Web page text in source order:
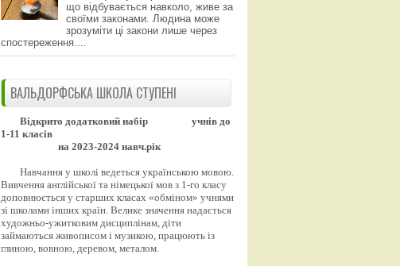
що відбувається навколо, живе за
своїми законами. Людина може
зрозуміти ці закони лише через
спостереження....
ВАЛЬДОРФСЬКА ШКОЛА СТУПЕНІ
Відкрито додатковий набір
учнів до
1-11 класів
на 2023-2024 навч.рік
Навчання у школі ведеться українською мовою.
Вивчення англійської та німецької мов з 1-го класу
доповнюється у старших класах «обміном» учнями
зі школами інших країн. Велике значення надається
художньо-ужитковим дисциплінам, діти
займаються живописом і музикою, працюють із
глиною, вовною, деревом, металом.